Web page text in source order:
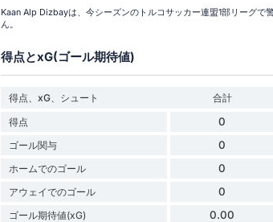
Kaan Alp Dizbayは、今シーズンのトルコサッカー連盟1部リーグで
ん。
得点とxG(ゴール期待値)
得点、xG、シュート 合計
得点
0
ゴール関与 0
ホームでのゴール 0
アウェイでのゴール 0
ゴール期待値(xG) 0.00